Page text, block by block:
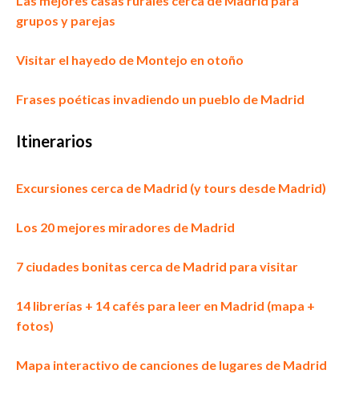
grupos y parejas
Visitar el hayedo de Montejo en otoño
Frases poéticas invadiendo un pueblo de Madrid
Itinerarios
Excursiones cerca de Madrid (y tours desde Madrid)
Los 20 mejores miradores de Madrid
7 ciudades bonitas cerca de Madrid para visitar
14 librerías + 14 cafés para leer en Madrid (mapa +
fotos)
Mapa interactivo de canciones de lugares de Madrid